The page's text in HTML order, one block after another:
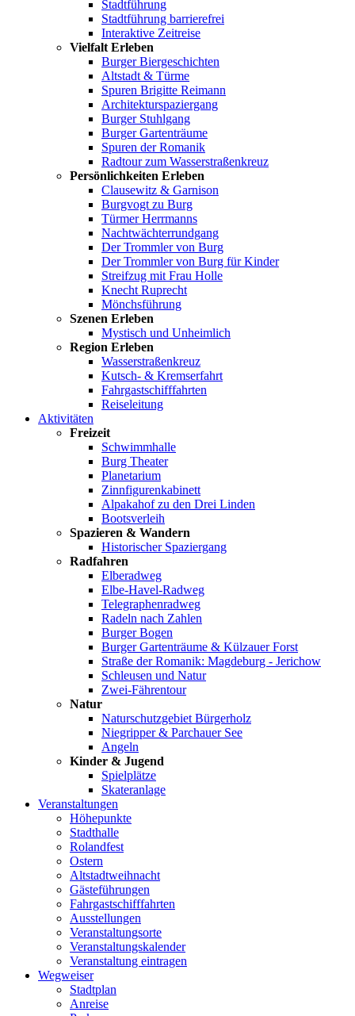
Stadtführung
Stadtführung barrierefrei
Interaktive Zeitreise
Vielfalt Erleben
Burger Biergeschichten
Altstadt & Türme
Spuren Brigitte Reimann
Architekturspaziergang
Burger Stuhlgang
Burger Gartenträume
Spuren der Romanik
Radtour zum Wasserstraßenkreuz
Persönlichkeiten Erleben
Clausewitz & Garnison
Burgvogt zu Burg
Türmer Herrmanns
Nachtwächterrundgang
Der Trommler von Burg
Der Trommler von Burg für Kinder
Streifzug mit Frau Holle
Knecht Ruprecht
Mönchsführung
Szenen Erleben
Mystisch und Unheimlich
Region Erleben
Wasserstraßenkreuz
Kutsch- & Kremserfahrt
Fahrgastschifffahrten
Reiseleitung
Aktivitäten
Freizeit
Schwimmhalle
Burg Theater
Planetarium
Zinnfigurenkabinett
Alpakahof zu den Drei Linden
Bootsverleih
Spazieren & Wandern
Historischer Spaziergang
Radfahren
Elberadweg
Elbe-Havel-Radweg
Telegraphenradweg
Radeln nach Zahlen
Burger Bogen
Burger Gartenträume & Külzauer Forst
Straße der Romanik: Magdeburg - Jerichow
Schleusen und Natur
Zwei-Fährentour
Natur
Naturschutzgebiet Bürgerholz
Niegripper & Parchauer See
Angeln
Kinder & Jugend
Spielplätze
Skateranlage
Veranstaltungen
Höhepunkte
Stadthalle
Rolandfest
Ostern
Altstadtweihnacht
Gästeführungen
Fahrgastschifffahrten
Ausstellungen
Veranstaltungsorte
Veranstaltungskalender
Veranstaltung eintragen
Wegweiser
Stadtplan
Anreise